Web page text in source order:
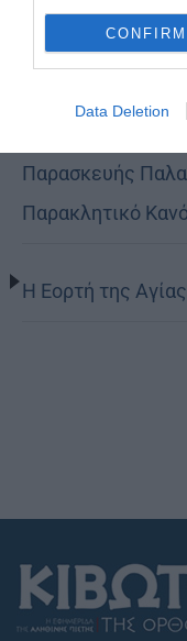
CONFIRM
Data Deletion
Όταν είσαι
Παρασκευής
Παρακλητικό
Η Εορτή της